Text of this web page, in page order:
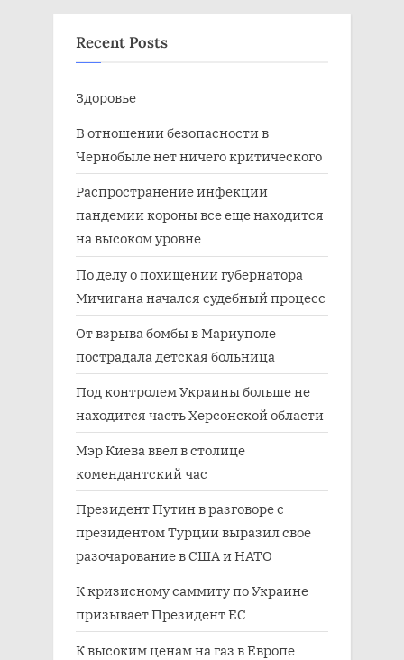
Recent Posts
Здоровье
В отношении безопасности в
Чернобыле нет ничего критического
Распространение инфекции
пандемии короны все еще находится
на высоком уровне
По делу о похищении губернатора
Мичигана начался судебный процесс
От взрыва бомбы в Мариуполе
пострадала детская больница
Под контролем Украины больше не
находится часть Херсонской области
Мэр Киева ввел в столице
комендантский час
Президент Путин в разговоре с
президентом Турции выразил свое
разочарование в США и НАТО
К кризисному саммиту по Украине
призывает Президент ЕС
К высоким ценам на газ в Европе